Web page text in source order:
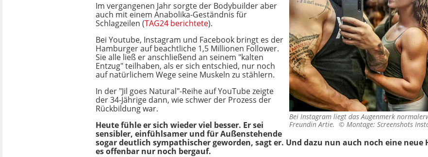
Bei Instagram liegt das Augenmerk
Freundin Artie. © Montage: Screenshots
Im vergangenen Jahr sorgte der Bodybuilder aber
auch mit einem Anabolika-Geständnis für
Schlagzeilen (TAG24 berichtete).
Bei Youtube, Instagram und Facebook bringt es der
Hamburger auf beachtliche 1,5 Millionen Follower.
Sie alle ließ er anschließend an seinem "kalten
Entzug" teilhaben, als er sich entschied, nur noch
auf natürlichem Wege seine Muskeln zu stählern.
In der "Jil goes Natural"-Reihe auf YouTube zeigte
der 34-Jährige dann, wie schwer der Prozess der
Rückbildung war.
Heute fühle er sich wieder viel besser. Er sei
sensibler, einfühlsamer und für Außenstehende
sogar deutlich sympathischer geworden, sagt er. Und dazu nun auch noch eine neue
es offenbar nur noch bergauf.